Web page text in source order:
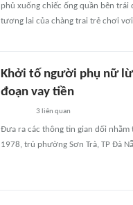
phủ xuống chiếc ống quần bên
tương lai của chàng trai trẻ chơi vơi
Khởi tố người phụ nữ
đoạn vay tiền
3 liên quan
Đưa ra các thông tin gian dối nhằm
1978, trú phường Sơn Trà, TP Đà